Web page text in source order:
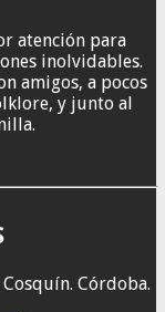
atención para
inolvidables.
amigos, a pocos
y junto al
Córdoba.